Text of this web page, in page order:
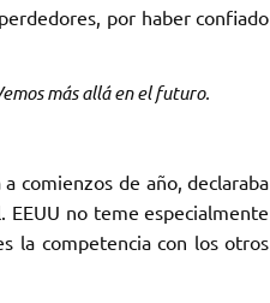
por haber confiado
más allá en el futuro.
comienzos de año, declaraba
no teme especialmente
la competencia con los otros